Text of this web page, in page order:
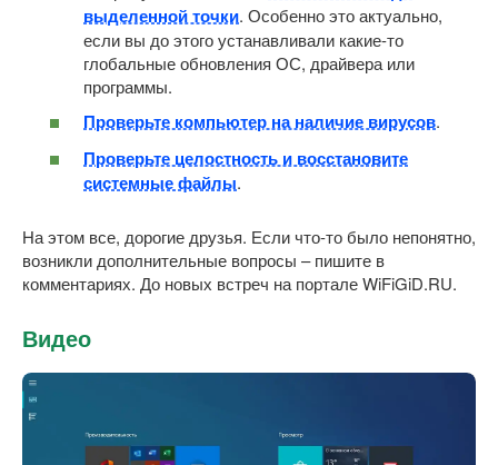
выделенной точки. Особенно это актуально,
если вы до этого устанавливали какие-то
глобальные обновления ОС, драйвера или
программы.
Проверьте компьютер на наличие вирусов.
Проверьте целостность и восстановите
системные файлы.
На этом все, дорогие друзья. Если что-то было непонятно,
возникли дополнительные вопросы – пишите в
комментариях. До новых встреч на портале WiFiGiD.RU.
Видео